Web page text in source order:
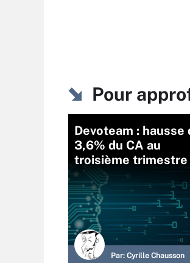
Pour
Devoteam : hausse
3,6% du CA au
troisième trimestre
Par: Cyrille Chausson